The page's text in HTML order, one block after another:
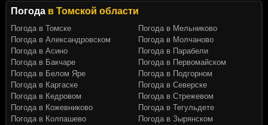
Погода в Томской области
Погода в Томске
Погода в Александровском
Погода в Асино
Погода в Бакчаре
Погода в Белом Яре
Погода в Каргаске
Погода в Кедровом
Погода в Кожевниково
Погода в Колпашево
Погода в Мельниково
Погода в Молчаново
Погода в Парабели
Погода в Первомайском
Погода в Подгорном
Погода в Северске
Погода в Стрежевом
Погода в Тегульдете
Погода в Зырянском